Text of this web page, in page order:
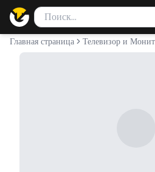
Поиск товаров
Введите минимум 2 символа
Главная страница Телевизор и